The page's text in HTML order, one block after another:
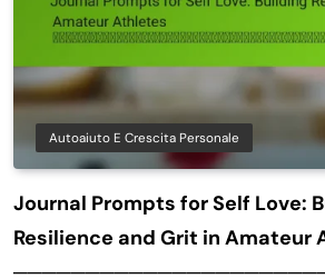
Autoaiuto E Crescita Personale
Journal Prompts for Self Love:
Resilience and Grit in Amateur